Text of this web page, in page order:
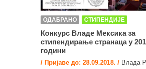
ОДАБРАНО СТИПЕНДИЈЕ
Конкурс Владе Мексика за
стипендирање странаца у
години
/ Пријаве до: 28.09.2018. / Влада